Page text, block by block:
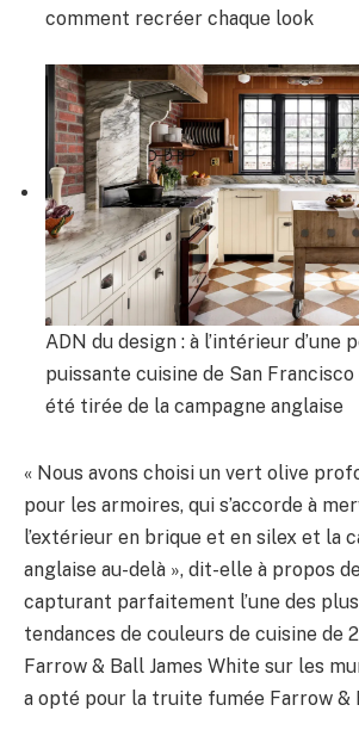
comment recréer chaque look
ADN du design : à l’intérieur d’une
puissante cuisine de San
été tirée de la campagne anglaise
« Nous avons choisi un vert olive
pour les armoires, qui s’accorde à
l’extérieur en brique et en silex et la
anglaise au-delà », dit-elle à propos
capturant parfaitement l’une des
tendances de couleurs de cuisine de
Farrow & Ball James White sur les
a opté pour la truite fumée Farrow &